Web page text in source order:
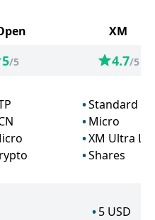
XM
5/5 4.7/5
Standard
Micro
XM Ultra
Shares
5 USD